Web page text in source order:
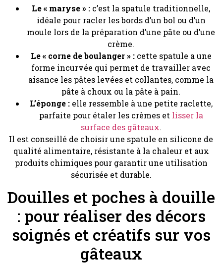
Le « maryse » : c’est la spatule traditionnelle,
idéale pour racler les bords d’un bol ou d’un
moule lors de la préparation d’une pâte ou d’une
crème.
Le « corne de boulanger » :cette spatule a une
forme incurvée qui permet de travailler avec
aisance les pâtes levées et collantes, comme la
pâte à choux ou la pâte à pain.
L’éponge :elle ressemble à une petite raclette,
parfaite pour étaler les crèmes et lisser la
surface des gâteaux.
Il est conseillé de choisir une spatule en silicone de
qualité alimentaire, résistante à la chaleur et aux
produits chimiques pour garantir une utilisation
sécurisée et durable.
Douilles et poches à douille
: pour réaliser des décors
soignés et créatifs sur vos
gâteaux